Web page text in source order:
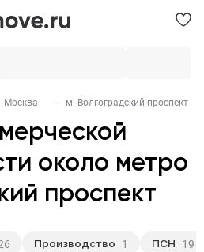
Москва м. Волгоградский проспект
около метро
проспект
Производство 1 ПСН 19